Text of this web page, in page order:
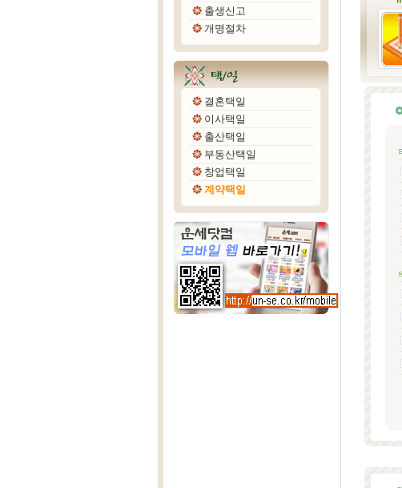
출생신고
개명절차
결혼택일
이사택일
출산택일
부동산택일
창업택일
계약택일